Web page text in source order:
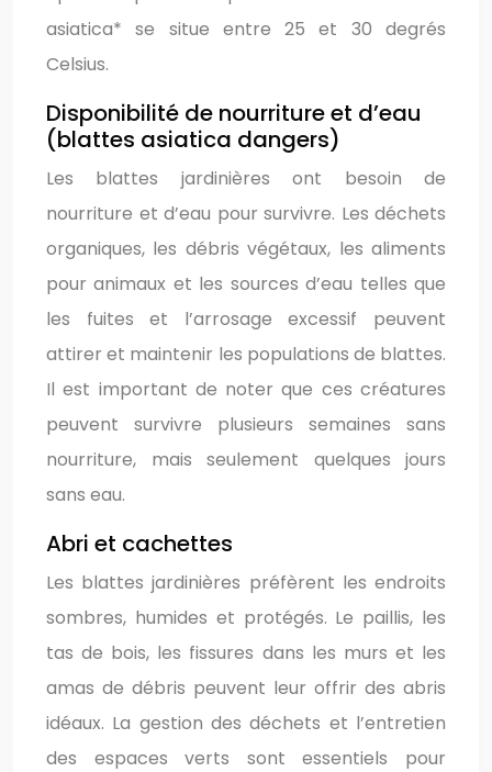
asiatica* se situe entre 25 et 30 degrés
Celsius.
Disponibilité de nourriture et d’eau
(blattes asiatica dangers)
Les blattes jardinières ont besoin de
nourriture et d’eau pour survivre. Les déchets
organiques, les débris végétaux, les aliments
pour animaux et les sources d’eau telles que
les fuites et l’arrosage excessif peuvent
attirer et maintenir les populations de blattes.
Il est important de noter que ces créatures
peuvent survivre plusieurs semaines sans
nourriture, mais seulement quelques jours
sans eau.
Abri et cachettes
Les blattes jardinières préfèrent les endroits
sombres, humides et protégés. Le paillis, les
tas de bois, les fissures dans les murs et les
amas de débris peuvent leur offrir des abris
idéaux. La gestion des déchets et l’entretien
des espaces verts sont essentiels pour